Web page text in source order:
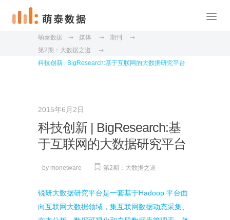
萌泰数据 媒体
期刊
第2期：大数据之道
科技创新 | BigResearch:基于互联网的大数据研究平台
2015年6月2日
科技创新 | BigResearch:基
于互联网的大数据研究平台
by monetware 第2期：大数据之道
锐研大数据研究平台是一套基于Hadoop 平台面
向互联网大数据领域，集互联网数据动态采集、